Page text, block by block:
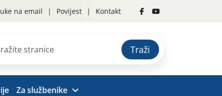
na email Povijest Kontakt
Traži
Za službenike